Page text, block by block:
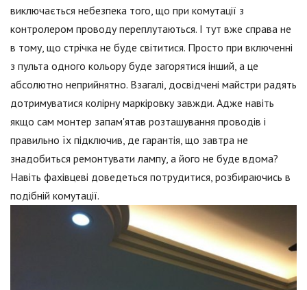
виключається небезпека того, що при комутації з
контролером проводу переплутаються. І тут вже справа не
в тому, що стрічка не буде світитися. Просто при включенні
з пульта одного кольору буде загорятися інший, а це
абсолютно неприйнятно. Взагалі, досвідчені майстри радять
дотримуватися колірну маркіровку завжди. Адже навіть
якщо сам монтер запам'ятав розташування проводів і
правильно їх підключив, де гарантія, що завтра не
знадобиться ремонтувати лампу, а його не буде вдома?
Навіть фахівцеві доведеться потрудитися, розбираючись в
подібній комутації.